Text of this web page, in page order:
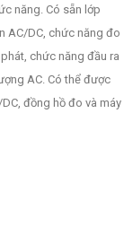
năng. Có sẵn lớp
AC/DC, chức năng đo
chức năng đầu ra
AC. Có thể được
đồng hồ đo và máy